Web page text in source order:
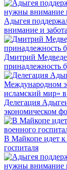
Адыгея
внимание и забота
Дмитрий
принадлежность
Делегация
экономическом
В Майкопе идет к
госпиталя